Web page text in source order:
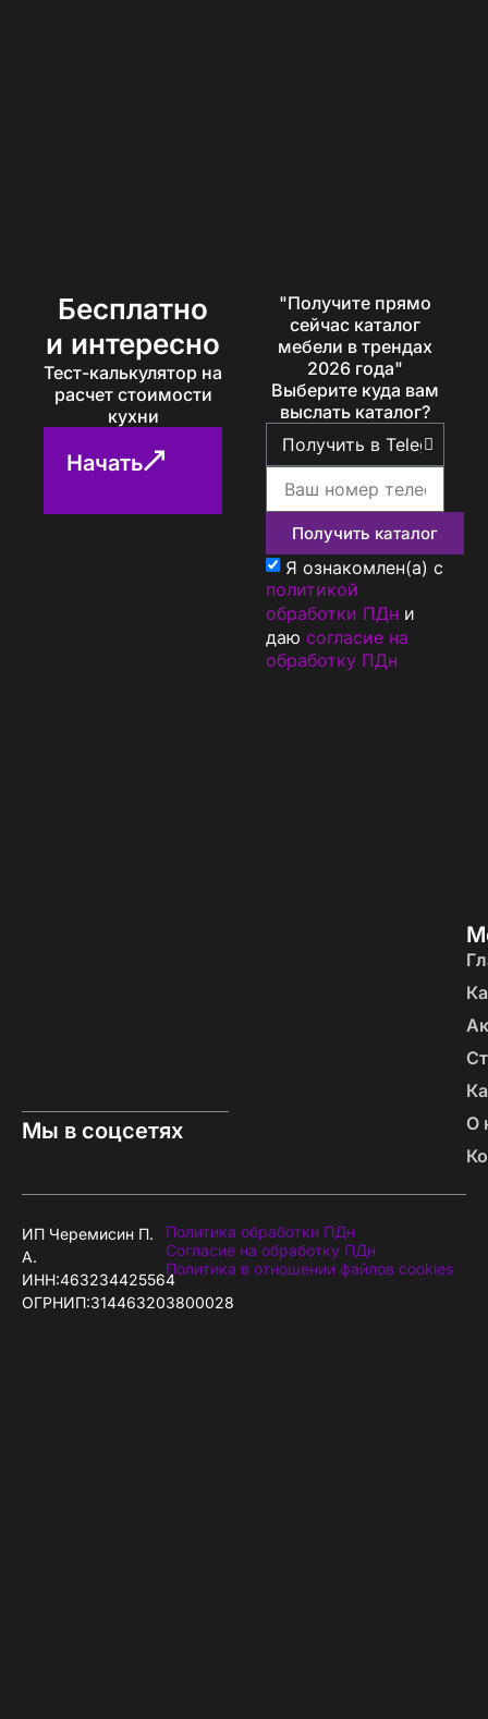
Бесплатно
и интересно
Тест-калькулятор на
расчет стоимости
кухни
Начать
"Получите прямо
сейчас каталог
мебели в трендах
2026 года"
Выберите куда вам
выслать каталог?
Получить каталог
Я ознакомлен(а) с
политикой
обработки ПДн и
даю согласие на
обработку ПДн
Мы в соцсетях
О
ИП Черемисин П.
А.
ИНН:463234425564
ОГРНИП:314463203800028
Политика обработки ПДн
Согласие на обработку ПДн
Политика в отношении файлов cookies